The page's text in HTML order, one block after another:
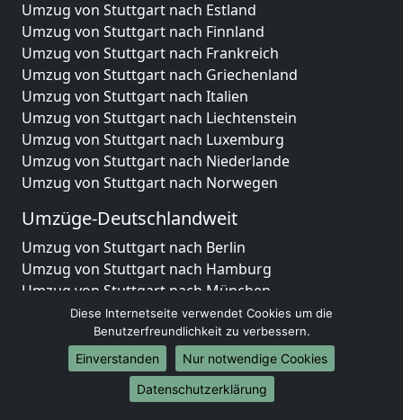
Umzug von Stuttgart nach Estland
Umzug von Stuttgart nach Finnland
Umzug von Stuttgart nach Frankreich
Umzug von Stuttgart nach Griechenland
Umzug von Stuttgart nach Italien
Umzug von Stuttgart nach Liechtenstein
Umzug von Stuttgart nach Luxemburg
Umzug von Stuttgart nach Niederlande
Umzug von Stuttgart nach Norwegen
Umzüge-Deutschlandweit
Umzug von Stuttgart nach Berlin
Umzug von Stuttgart nach Hamburg
Umzug von Stuttgart nach München
Umzug von Stuttgart nach Köln
Umzug von Stuttgart nach Frankfurt am Main
Umzug von Stuttgart nach Stuttgart
Umzug von Stuttgart nach Düsseldorf
Umzug von Stuttgart nach Leipzig
Diese Internetseite verwendet Cookies um die
Benutzerfreundlichkeit zu verbessern.
Einverstanden
Nur notwendige Cookies
Datenschutzerklärung